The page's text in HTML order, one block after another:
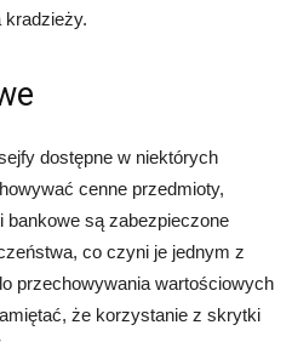
kradzieży.
dostępne w niektórych
cenne przedmioty,
bankowe są zabezpieczone
co czyni je jednym z
przechowywania wartościowych
że korzystanie z skrytki